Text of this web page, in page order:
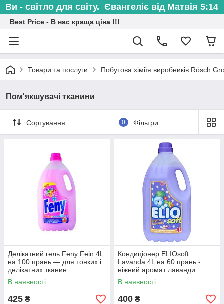
Ви - світло для світу. Євангеліє від Матвія 5:14
Best Price - В нас краща ціна !!!
Товари та послуги Побутова хіміїя виробників Rösch
Пом'якшувачі тканини
Сортування 0 Фільтри
Делікатний гель Feny Fein 4L
на 100 прань — для тонких і
делікатних тканин
В наявності
425 ₴
Кондиціонер ELIOsoft
Lavanda 4L на 60 прань -
ніжний аромат лаванди
В наявності
400 ₴